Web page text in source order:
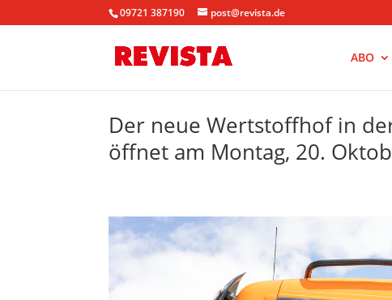
09721 387190 post@revista.de
ABO
Der neue Wertstoffhof in
öffnet am Montag, 20.